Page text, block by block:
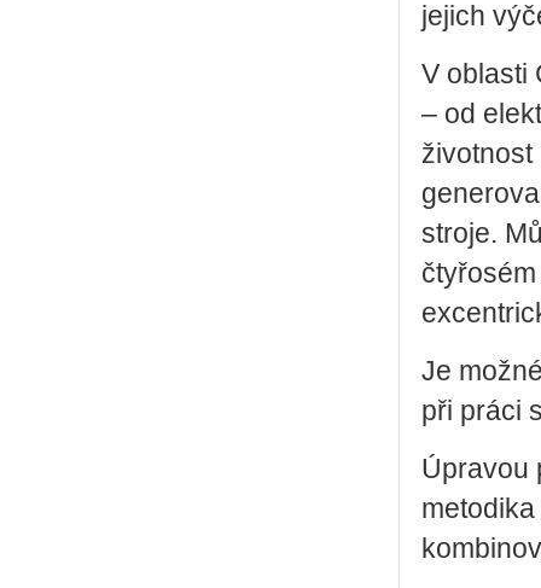
jejich
V oblasti
– od
životnost
stroje.
Je
při práci
Úpravou